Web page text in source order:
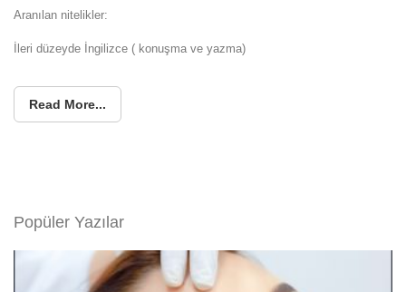
Aranılan nitelikler:
İleri düzeyde İngilizce ( konuşma ve yazma)
Read More...
Popüler Yazılar